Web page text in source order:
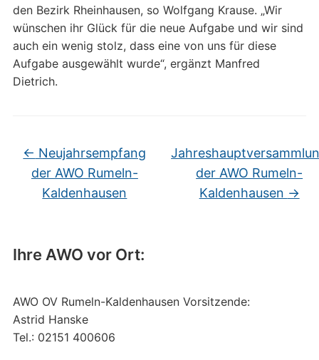
Ihre AWO vor Ort:
AWO OV Rumeln-Kaldenhausen Vorsitzende:
Astrid Hanske
Tel.: 02151 400606
den Bezirk Rheinhausen, so Wolfgang Krause. „Wir
wünschen ihr Glück für die neue Aufgabe und wir sind
auch ein wenig stolz, dass eine von uns für diese
Aufgabe ausgewählt wurde“, ergänzt Manfred
Dietrich.
← Neujahrsempfang
der AWO Rumeln-
Kaldenhausen
der AWO Rumeln-
Kaldenhausen →